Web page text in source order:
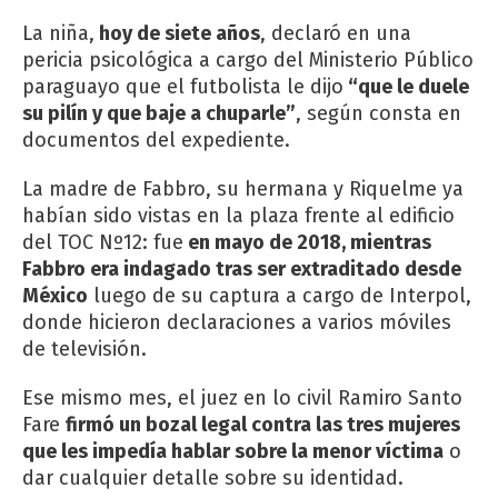
La niña, hoy de siete años, declaró en una
pericia psicológica a cargo del Ministerio Público
paraguayo que el futbolista le dijo “que le duele
su pilín y que baje a chuparle”, según consta en
documentos del expediente.
La madre de Fabbro, su hermana y Riquelme ya
habían sido vistas en la plaza frente al edificio
del TOC Nº12: fue en mayo de 2018, mientras
Fabbro era indagado tras ser extraditado desde
México luego de su captura a cargo de Interpol,
donde hicieron declaraciones a varios móviles
de televisión.
Ese mismo mes, el juez en lo civil Ramiro Santo
Fare firmó un bozal legal contra las tres mujeres
que les impedía hablar sobre la menor víctima o
dar cualquier detalle sobre su identidad.